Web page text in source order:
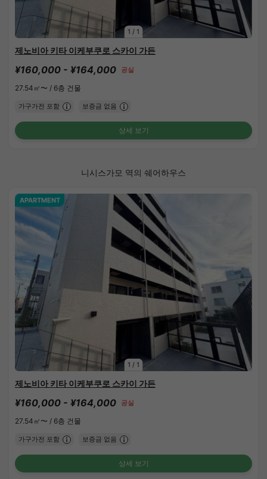
1 / 1
제노비아 키타 이케부쿠로 스카이 가든
¥160,000 - ¥164,000 공실
27.54㎡〜 / 6층 건물
가구가전 포함 보증금 없음
상세 보기
니시스가모 역의 쉐어하우스
1 / 1
APARTMENT
제노비아 키타 이케부쿠로 스카이 가든
¥160,000 - ¥164,000 공실
27.54㎡〜 / 6층 건물
가구가전 포함 보증금 없음
상세 보기